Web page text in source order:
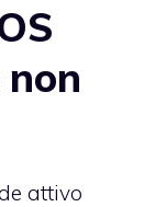
attivo